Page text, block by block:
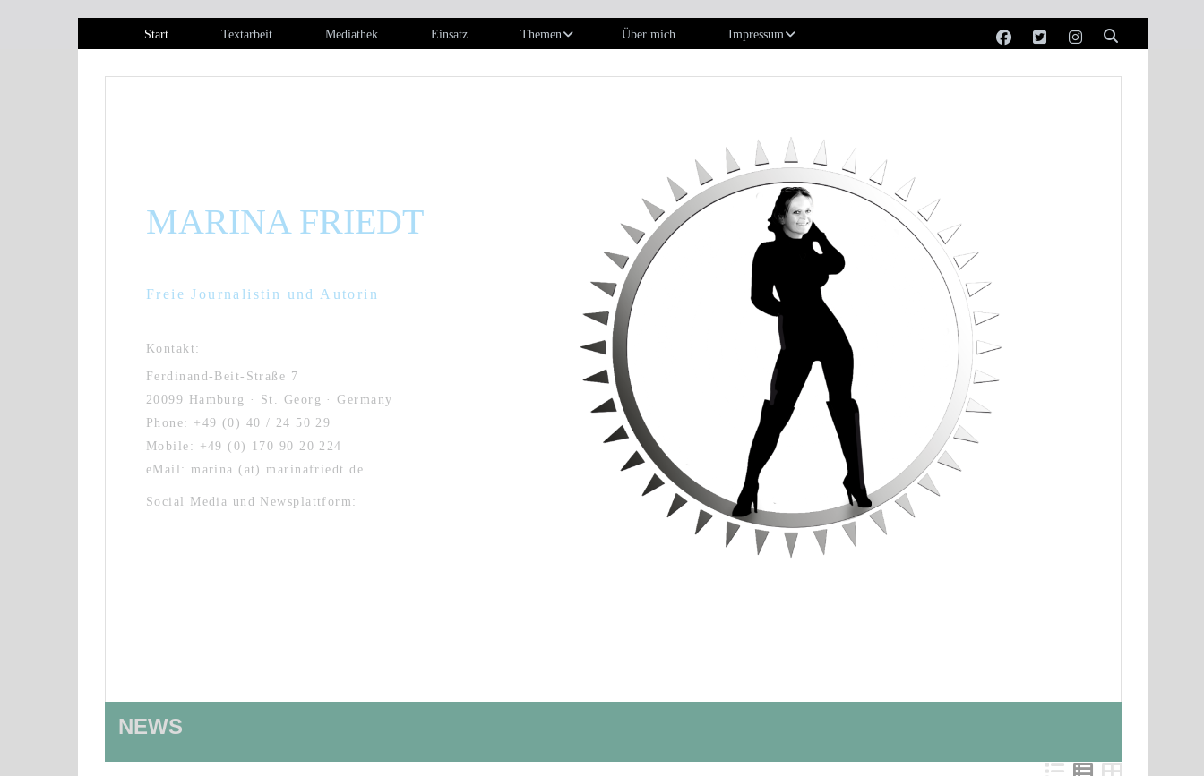
Start Textarbeit Mediathek Einsatz Themen Über mich Impressum
MARINA FRIEDT
Freie Journalistin und Autorin
Kontakt:
Ferdinand-Beit-Straße 7
20099 Hamburg · St. Georg · Germany
Phone: +49 (0) 40 / 24 50 29
Mobile: +49 (0) 170 90 20 224
eMail: marina (at) marinafriedt.de
Social Media und Newsplattform:
NEWS